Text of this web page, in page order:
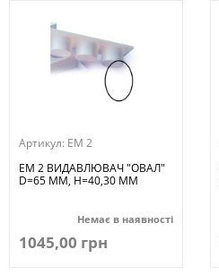
Артикул: EM 2
EM 2 ВИДАВЛЮВАЧ "ОВАЛ"
D=65 MM, H=40,30 MM
Немає в наявності
1045,00 грн